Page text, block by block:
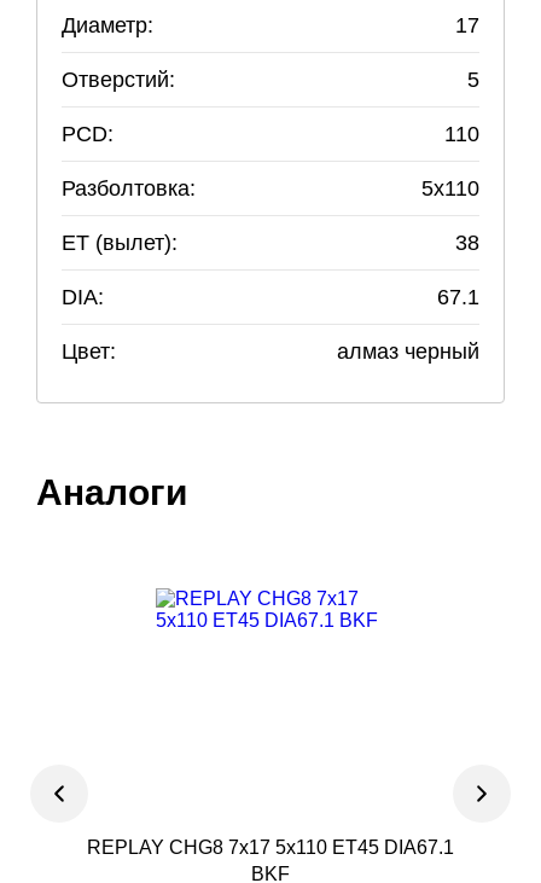
Диаметр: 17
Отверстий: 5
PCD: 110
Разболтовка: 5x110
ET (вылет): 38
DIA: 67.1
Цвет: алмаз черный
Аналоги
REPLAY CHG8 7x17 5x110 ET45 DIA67.1
BKF